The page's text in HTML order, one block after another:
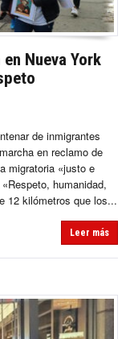
Nueva York
de inmigrantes
en reclamo de
migratoria «justo e
humanidad,
12 kilómetros que los...
Leer más